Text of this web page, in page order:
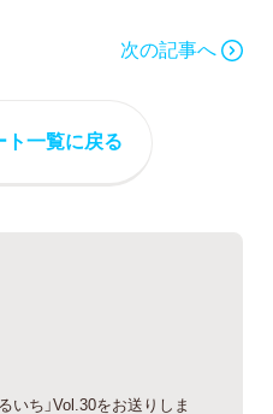
次の記事へ
ト一覧に戻る
いち」Vol.30をお送りしま